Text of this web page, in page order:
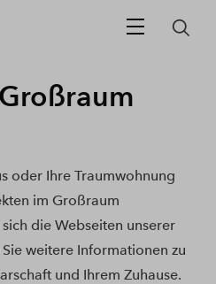
oder Ihre Traumwohnung
im Großraum
die Webseiten unserer
weitere Informationen zu
und Ihrem Zuhause.